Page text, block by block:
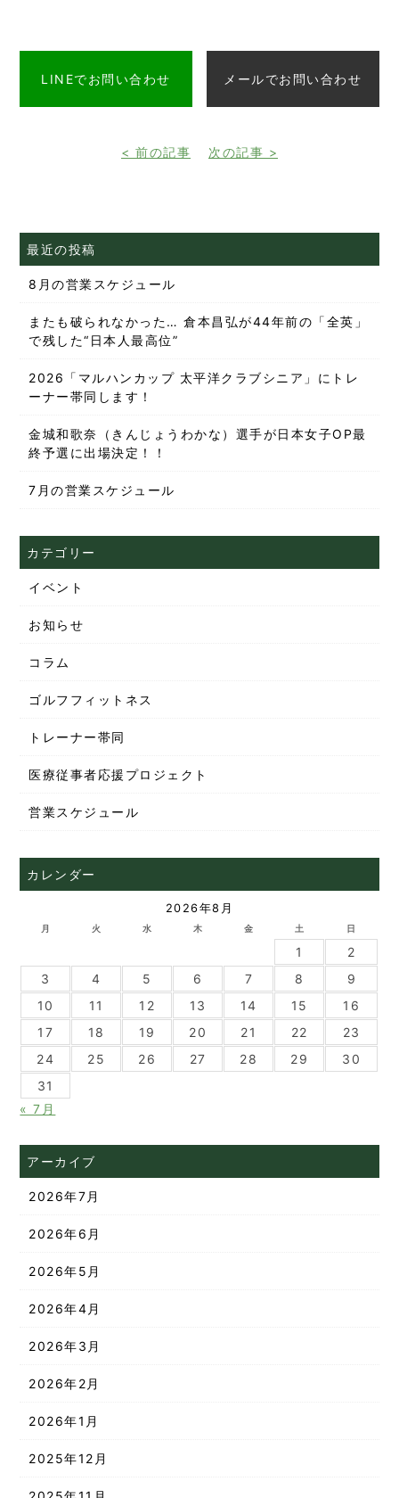
LINEでお問い合わせ メールでお問い合わせ
< 前の記事 次の記事 >
最近の投稿
8月の営業スケジュール
またも破られなかった… 倉本昌弘が44年前の「全英」
で残した“日本人最高位”
2026「マルハンカップ 太平洋クラブシニア」にトレ
ーナー帯同します！
金城和歌奈（きんじょうわかな）選手が日本女子OP最
終予選に出場決定！！
7月の営業スケジュール
カテゴリー
イベント
お知らせ
コラム
ゴルフフィットネス
トレーナー帯同
医療従事者応援プロジェクト
営業スケジュール
カレンダー
2026年8月
月 火 水 木 金 土 日
1
2
3
4 5 6 7 8
9
10
11 12 13 14 15
16
17
18 19 20 21 22
23
24
25 26 27 28 29
30
31
« 7月
アーカイブ
2026年7月
2026年6月
2026年5月
2026年4月
2026年3月
2026年2月
2026年1月
2025年12月